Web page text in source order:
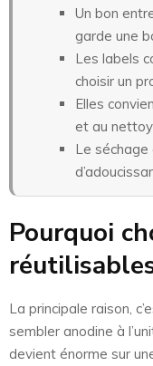
Un bon
garde une
Les labels
choisir un
Elles
et au
Le séchage
Pourquoi
La principale raison,
sembler anodine à
devient énorme sur